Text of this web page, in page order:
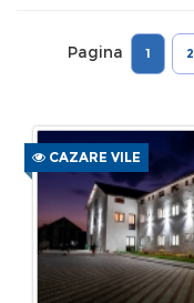
Pagina 1 2
CAZARE VILE